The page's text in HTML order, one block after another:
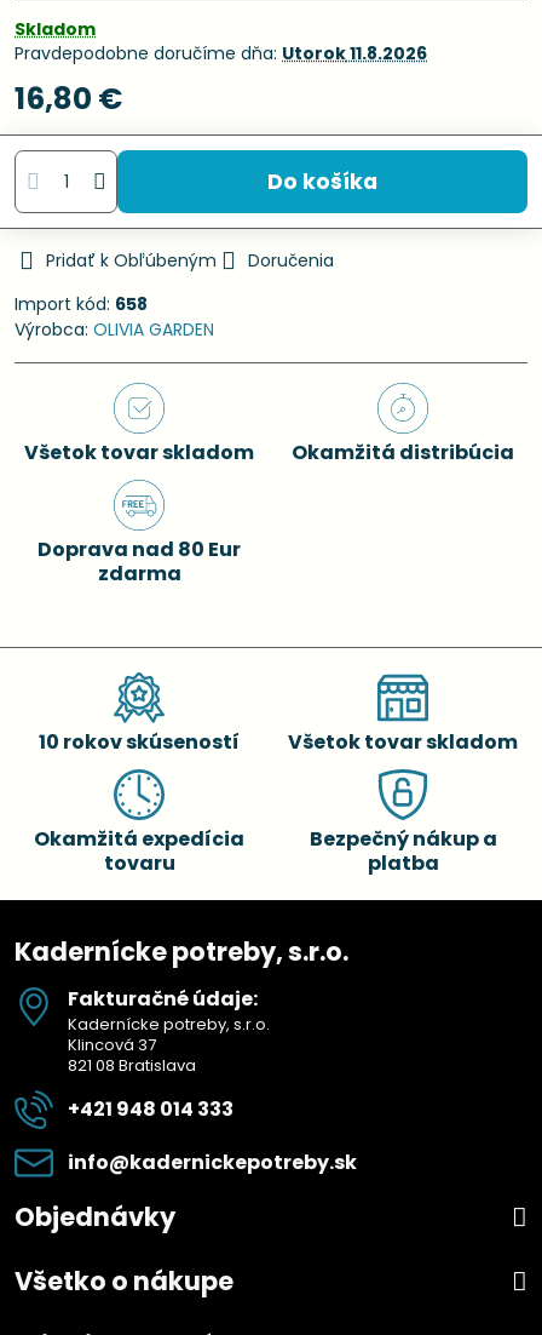
Skladom
Pravdepodobne doručíme dňa: Utorok11.8.2026
16,80 €
Do košíka
Pridať k Obľúbeným
Doručenia
Import kód: 658
Výrobca: OLIVIA GARDEN
Všetok tovar skladom Okamžitá distribúcia
Doprava nad 80 Eur
zdarma
10 rokov skúseností Všetok tovar skladom
Okamžitá expedícia
tovaru
Bezpečný nákup a
platba
Kadernícke potreby, s.r.o.
Fakturačné údaje:
Kadernícke potreby, s.r.o.
Klincová 37
821 08 Bratislava
+421 948 014 333
info​@kadernickepotreby​.sk
Objednávky
Všetko o nákupe